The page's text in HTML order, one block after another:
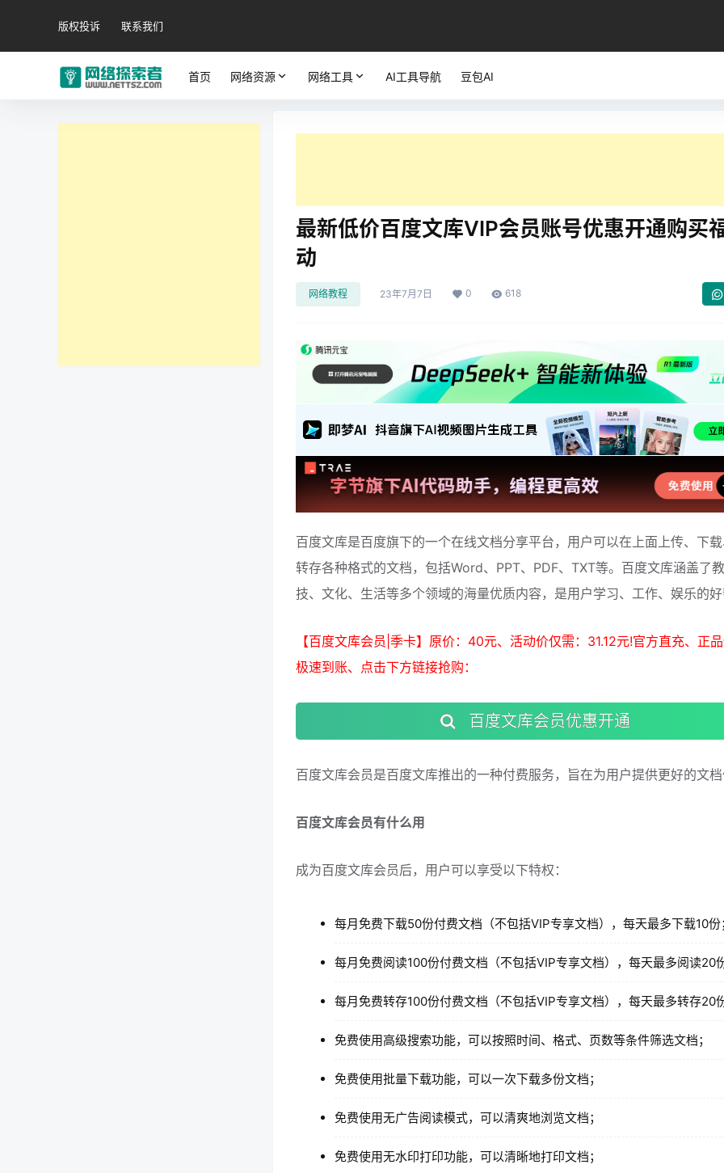
版权投诉 联系我们
首页 网络资源 网络工具 AI工具导航 豆包AI
最新低价百度文库VIP会员账号优惠开通购买
动
网络教程 23年7月7日 0 618
百度文库是百度旗下的一个在线文档分享平台，用户可以在上面上传、下
转存各种格式的文档，包括Word、PPT、PDF、TXT等。百度文库涵盖了
技、文化、生活等多个领域的海量优质内容，是用户学习、工作、娱乐的
【百度文库会员|季卡】原价：40元、活动价仅需：31.12元!官方直充、正
极速到账、点击下方链接抢购：
百度文库会员优惠开通
百度文库会员是百度文库推出的一种付费服务，旨在为用户提供更好的文
百度文库会员有什么用
成为百度文库会员后，用户可以享受以下特权：
每月免费下载50份付费文档（不包括VIP专享文档），每天最多下载10份
每月免费阅读100份付费文档（不包括VIP专享文档），每天最多阅读20
每月免费转存100份付费文档（不包括VIP专享文档），每天最多转存20
免费使用高级搜索功能，可以按照时间、格式、页数等条件筛选文档；
免费使用批量下载功能，可以一次下载多份文档；
免费使用无广告阅读模式，可以清爽地浏览文档；
免费使用无水印打印功能，可以清晰地打印文档；